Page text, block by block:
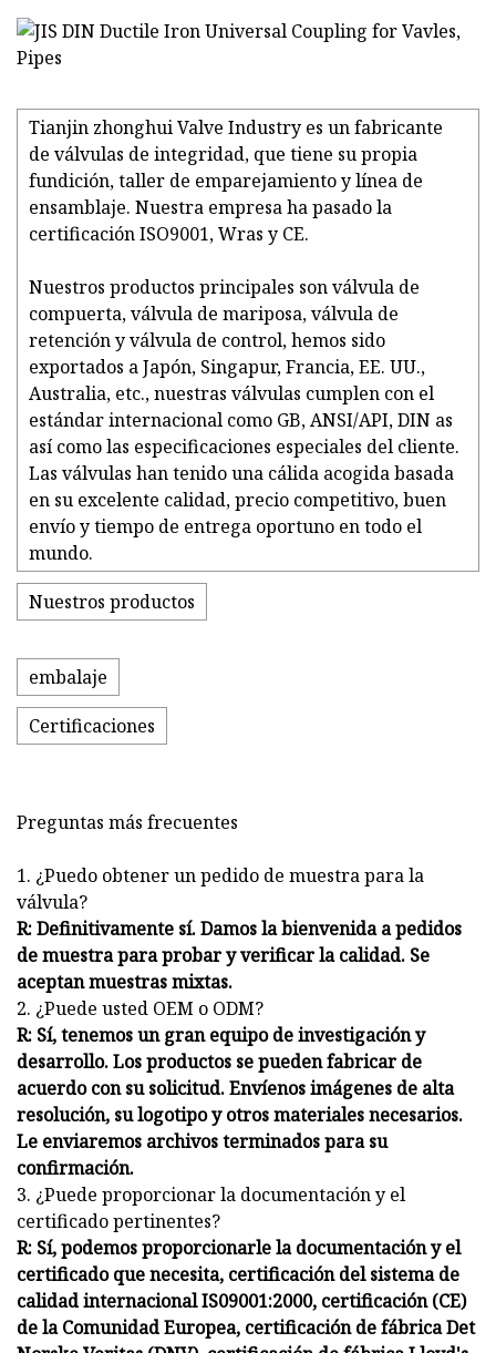
Tianjin zhonghui Valve Industry es un fabricante
de válvulas de integridad, que tiene su propia
fundición, taller de emparejamiento y línea de
ensamblaje. Nuestra empresa ha pasado la
certificación ISO9001, Wras y CE.
Nuestros productos principales son válvula de
compuerta, válvula de mariposa, válvula de
retención y válvula de control, hemos sido
exportados a Japón, Singapur, Francia, EE. UU.,
Australia, etc., nuestras válvulas cumplen con el
estándar internacional como GB, ANSI/API, DIN as
así como las especificaciones especiales del cliente.
Las válvulas han tenido una cálida acogida basada
en su excelente calidad, precio competitivo, buen
envío y tiempo de entrega oportuno en todo el
mundo.
Nuestros productos
embalaje
Certificaciones
Preguntas más frecuentes
1. ¿Puedo obtener un pedido de muestra para la
válvula?
R: Definitivamente sí. Damos la bienvenida a pedidos
de muestra para probar y verificar la calidad. Se
aceptan muestras mixtas.
2. ¿Puede usted OEM o ODM?
R: Sí, tenemos un gran equipo de investigación y
desarrollo. Los productos se pueden fabricar de
acuerdo con su solicitud. Envíenos imágenes de alta
resolución, su logotipo y otros materiales necesarios.
Le enviaremos archivos terminados para su
confirmación.
3. ¿Puede proporcionar la documentación y el
certificado pertinentes?
R: Sí, podemos proporcionarle la documentación y el
certificado que necesita, certificación del sistema de
calidad internacional IS09001:2000, certificación (CE)
de la Comunidad Europea, certificación de fábrica Det